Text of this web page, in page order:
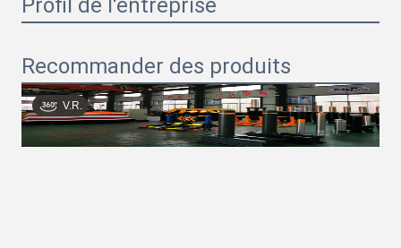
Profil de l'entreprise
Recommander des produits
V.R.